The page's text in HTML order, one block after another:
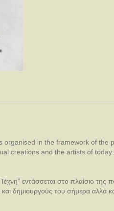
in the framework of
creations and the artists of
εντάσσεται στο πλαίσιο της
δημιουργούς του σήμερα